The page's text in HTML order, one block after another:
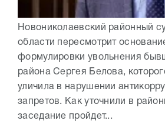
Новониколаевский районный
области пересмотрит
формулировки увольнения
района Сергея Белова,
уличила в нарушении
запретов. Как уточнили в
заседание пройдет...